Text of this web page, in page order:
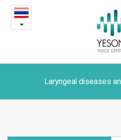
Laryngeal
diseases
surgery
videosLaryngeal diseases